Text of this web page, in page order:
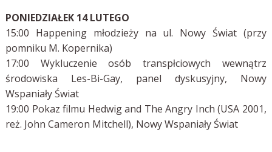
PONIEDZIAŁEK 14 LUTEGO
15:00 Happening młodzieży na ul. Nowy Świat (przy
pomniku M. Kopernika)
17:00 Wykluczenie osób transpłciowych wewnątrz
środowiska Les-Bi-Gay, panel dyskusyjny, Nowy
Wspaniały Świat
19:00 Pokaz filmu Hedwig and The Angry Inch (USA 2001,
reż. John Cameron Mitchell), Nowy Wspaniały Świat